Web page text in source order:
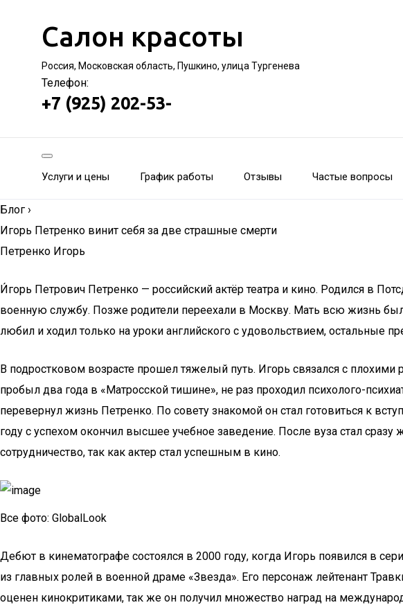
Салон красоты
Россия, Московская область, Пушкино, улица Тургенева
Телефон:
+7 (925) 202-53-
Услуги и цены График работы Отзывы Частые вопросы
Блог ›
Игорь Петренко винит себя за две страшные смерти
Петренко Игорь
И́горь Петрович Петренко — российский актёр театра и кино. Родился в
военную службу. Позже родители переехали в Москву. Мать всю жизнь
любил и ходил только на уроки английского с удовольствием,
В подростковом возрасте прошел тяжелый путь. Игорь связался с
пробыл два года в «Матросской тишине», не раз проходил психолого-
перевернул жизнь Петренко. По совету знакомой он стал готовиться к
году с успехом окончил высшее учебное заведение. После вуза стал
сотрудничество, так как актер стал успешным в кино.
Все фото: GlobalLook
Дебют в кинематографе состоялся в 2000 году, когда Игорь появился в
из главных ролей в военной драме «Звезда». Его персонаж лейтенант
оценен кинокритиками, так же он получил множество наград на